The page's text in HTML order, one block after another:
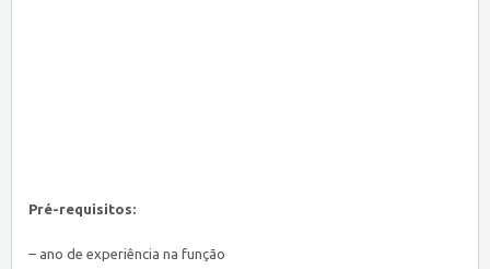
Pré-requisitos:
– ano de experiência na função